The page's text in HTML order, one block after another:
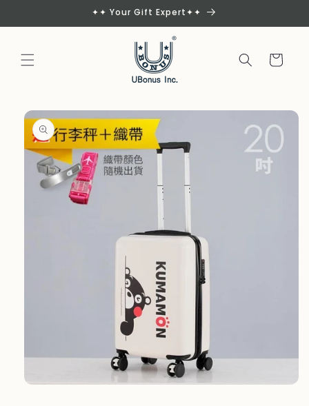
✦✦ Your Gift Expert✦✦
Cart
Skip to
product
information